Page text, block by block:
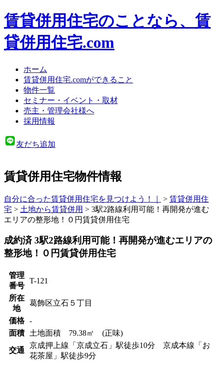
賃貸併用住宅のことなら、賃
貸併用住宅.com
ホーム
賃貸併用住宅.comができること
物件一覧
セミナー・イベント・取材
売主・管理会社様へ
採用情報
友だち追加
賃貸併用住宅物件情報
自分に合った賃貸併用住宅を見つけよう！｜ > 賃貸併用住
宅 > 土地から賃貸併用 > 3駅2路線利用可能！再開発が進む
エリアの整形地！０円賃貸併用住宅
成約済 3駅2路線利用可能！再開発が進むエリアの
整形地！０円賃貸併用住宅
管理
番号
T-121
所在
地
葛飾区立石５丁目
価格
‐
面積
土地面積 79.38㎡ (正味)
交通
京成押上線「京成立石」駅徒歩10分 京成本線「お
花茶屋」駅徒歩9分